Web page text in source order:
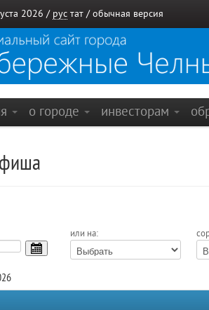
2026 / рус тат / обычная версия
о городе инвесторам
или на: